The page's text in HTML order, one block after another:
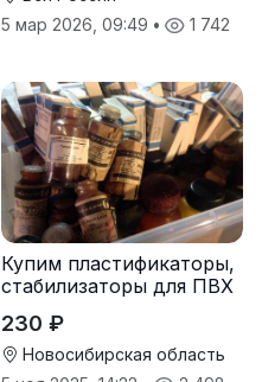
5 мар 2026, 09:49 • 1 742
Купим пластификаторы,
стабилизаторы для ПВХ
230 ₽
Новосибирская область